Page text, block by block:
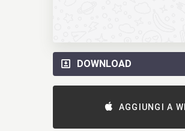
DOWNLOAD
AGGIUNGI A